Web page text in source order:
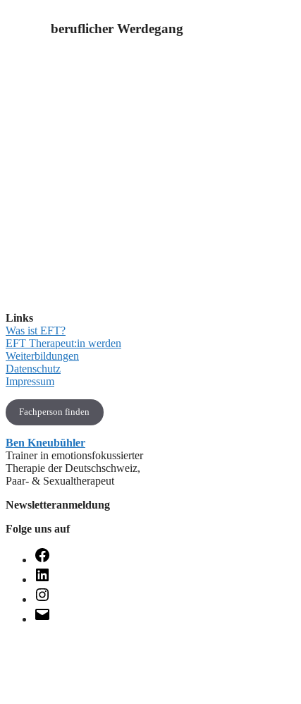
beruflicher Werdegang
Links
Was ist EFT?
EFT Therapeut:in werden
Weiterbildungen
Datenschutz
Impressum
Fachperson finden
Ben Kneubühler
Trainer in emotionsfokussierter
Therapie der Deutschschweiz,
Paar- & Sexualtherapeut
Newsletteranmeldung
Folge uns auf
Facebook
LinkedIn
Instagram
E-
Mail